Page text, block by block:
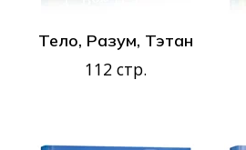
Тело, Разум, Тэтан
112 стр.